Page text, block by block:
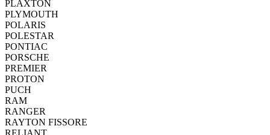
PLAXTON
PLYMOUTH
POLARIS
POLESTAR
PONTIAC
PORSCHE
PREMIER
PROTON
PUCH
RAM
RANGER
RAYTON FISSORE
RELIANT